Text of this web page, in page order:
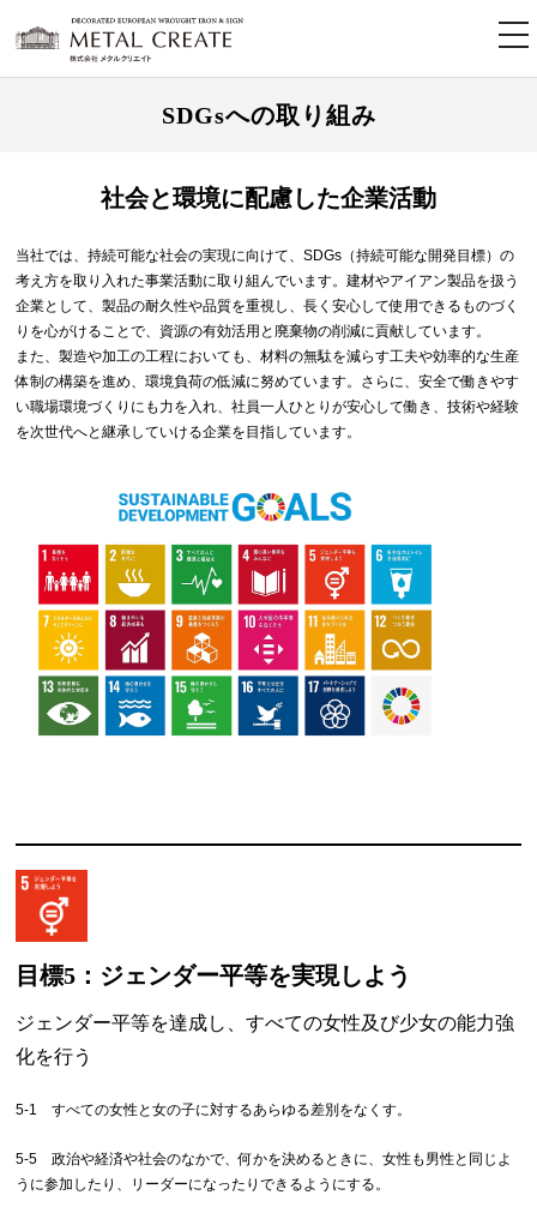
SDGsへの取り組み
社会と環境に配慮した企業活動
当社では、持続可能な社会の実現に向けて、SDGs（持続可能な開発目標）の
考え方を取り入れた事業活動に取り組んでいます。建材やアイアン製品を扱う
企業として、製品の耐久性や品質を重視し、長く安心して使用できるものづく
りを心がけることで、資源の有効活用と廃棄物の削減に貢献しています。
また、製造や加工の工程においても、材料の無駄を減らす工夫や効率的な生産
体制の構築を進め、環境負荷の低減に努めています。さらに、安全で働きやす
い職場環境づくりにも力を入れ、社員一人ひとりが安心して働き、技術や経験
を次世代へと継承していける企業を目指しています。
目標5：ジェンダー平等を実現しよう
ジェンダー平等を達成し、すべての女性及び少女の能力強
化を行う
5-1 すべての女性と女の子に対するあらゆる差別をなくす。
5-5 政治や経済や社会のなかで、何かを決めるときに、女性も男性と同じよ
うに参加したり、リーダーになったりできるようにする。